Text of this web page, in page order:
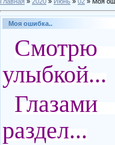
Моя ошибка..
улыбкой...
раздел...